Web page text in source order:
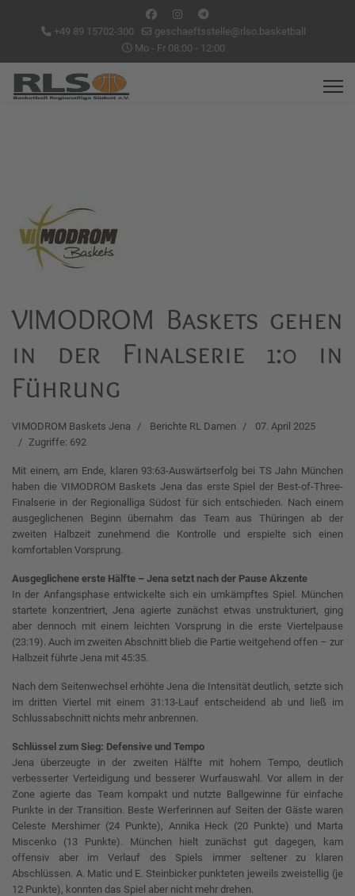
+49 89 15702-300
geschaeftsstelle@rlso.basketball
Mo - Fr 08:00 - 12:00
VIMODROM Baskets gehen
in der Finalserie 1:0 in
Führung
VIMODROM Baskets Jena Berichte RL Damen
07. April 2025
Zugriffe: 692
Mit einem, am Ende, klaren 93:63-Auswärtserfolg bei TS Jahn München
haben die VIMODROM Baskets Jena das erste Spiel der Best-of-Three-
Finalserie in der Regionalliga Südost für sich entschieden. Nach einem
ausgeglichenen Beginn übernahm das Team aus Thüringen ab der
zweiten Halbzeit zunehmend die Kontrolle und erspielte sich einen
komfortablen Vorsprung.
Ausgeglichene erste Hälfte – Jena setzt nach der Pause Akzente
In der Anfangsphase entwickelte sich ein umkämpftes Spiel. München
startete konzentriert, Jena agierte zunächst etwas unstrukturiert, ging
aber dennoch mit einem leichten Vorsprung in die erste Viertelpause
(23:19). Auch im zweiten Abschnitt blieb die Partie weitgehend offen – zur
Halbzeit führte Jena mit 45:35.
Nach dem Seitenwechsel erhöhte Jena die Intensität deutlich, setzte sich
im dritten Viertel mit einem 31:13-Lauf entscheidend ab und ließ im
Schlussabschnitt nichts mehr anbrennen.
Schlüssel zum Sieg: Defensive und Tempo
Jena überzeugte in der zweiten Hälfte mit hohem Tempo, deutlich
verbesserter Verteidigung und besserer Wurfauswahl. Vor allem in der
Zone agierte das Team kompakt und nutzte Ballgewinne für einfache
Punkte in der Transition. Beste Werferinnen auf Seiten der Gäste waren
Celeste Mershimer (24 Punkte), Annika Heck (20 Punkte) und Marta
Miscenko (13 Punkte). München hielt zunächst gut dagegen, kam
offensiv aber im Verlauf des Spiels immer seltener zu klaren
Abschlüssen. A. Matic und E. Steinbicker punkteten jeweils zweistellig (je
12 Punkte), konnten das Spiel aber nicht mehr drehen.